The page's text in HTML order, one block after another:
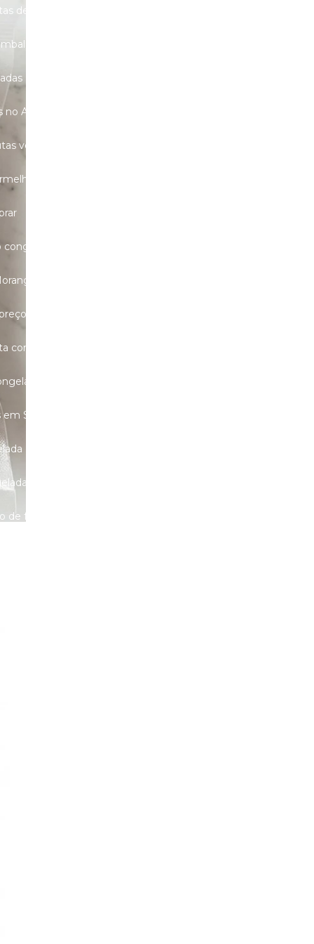
desidratadas para drinks
no ABC
vermelhas congeladas em Guarulhos
orgânicas
congelado no ABC
Morango orgânico congelado no ABC
congelada no ABC
em Santo André
de frutas